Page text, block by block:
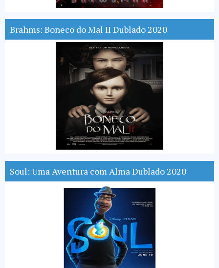
Brahms: Boneco do Mal II Dublado 2020
Soul: Uma Aventura com Alma Dublado 2020